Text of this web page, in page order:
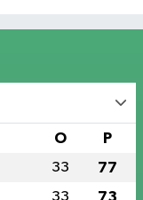
O P
33 77
33 73